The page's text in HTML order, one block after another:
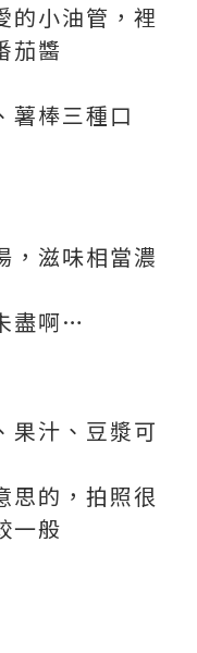
的小油管，裡
茄醬
薯棒三種口
，滋味相當濃
盡啊…
果汁、豆漿可
思的，拍照很
一般